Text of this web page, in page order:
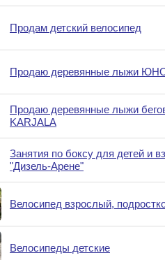
Продам детский велосипед
Продаю деревянные лыжи
Продаю деревянные лыжи
KARJALA
Занятия по боксу для детей и
"Дизель-Арене"
Велосипед взрослый,
Велосипеды детские